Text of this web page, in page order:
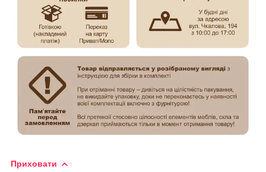
Приховати